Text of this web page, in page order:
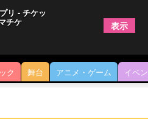
ク 舞台 アニメ・ゲーム イベ
リ - チケッ
チケ 表示